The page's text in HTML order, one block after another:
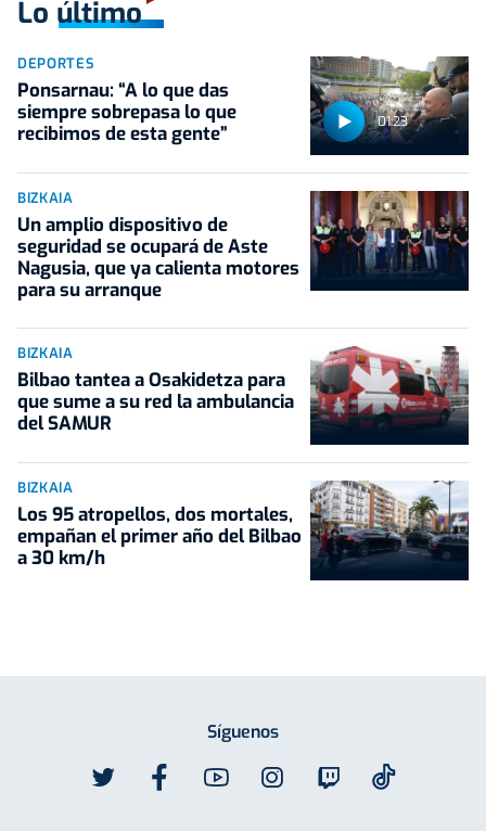
Lo último
01:23
DEPORTES
Ponsarnau: “A lo que das
siempre sobrepasa lo que
recibimos de esta gente”
BIZKAIA
Un amplio dispositivo de
seguridad se ocupará de Aste
Nagusia, que ya calienta motores
para su arranque
BIZKAIA
Bilbao tantea a Osakidetza para
que sume a su red la ambulancia
del SAMUR
BIZKAIA
Los 95 atropellos, dos mortales,
empañan el primer año del Bilbao
a 30 km/h
Síguenos